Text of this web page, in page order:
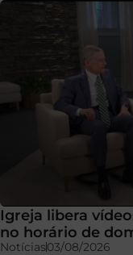
Igreja libera
no horário de
Notícias03/08/2026